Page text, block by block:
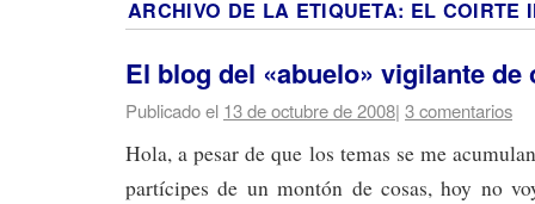
ARCHIVO DE LA ETIQUETA: EL COIRTE
El blog del «abuelo» vigilante de
Publicado el 13 de octubre de 2008| 3 comentarios
Hola, a pesar de que los temas se me
partícipes de un montón de cosas, hoy no